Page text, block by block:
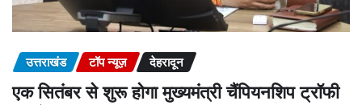
उत्तराखंड टॉप न्यूज़ देहरादून
एक सितंबर से शुरू होगा मुख्यमंत्री चैंपियनशिप ट्रॉफी